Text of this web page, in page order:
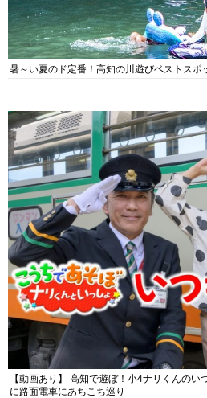
暑～い夏のド定番！高知の川遊びベストスポ
【動画あり】 高知で遊ぼ！小4ナリくんの
に路面電車にあちこち巡り